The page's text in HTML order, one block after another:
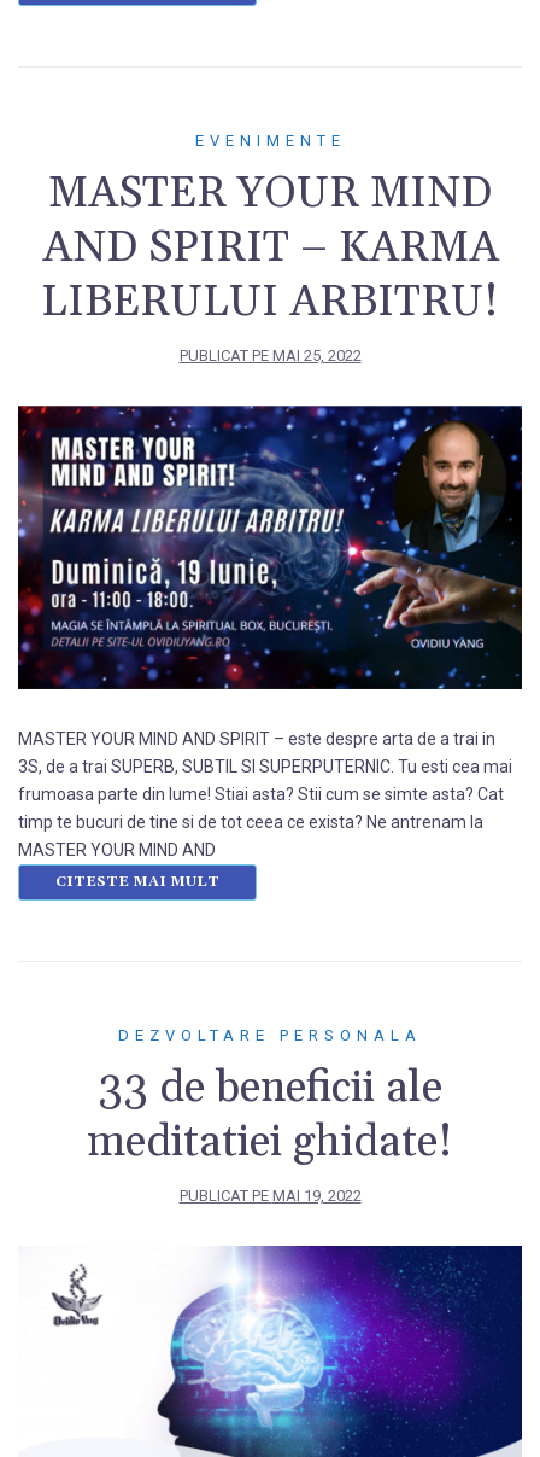
EVENIMENTE
MASTER YOUR MIND
AND SPIRIT – KARMA
LIBERULUI ARBITRU!
PUBLICAT PE MAI 25, 2022
MASTER YOUR MIND AND SPIRIT – este despre arta de a trai in
3S, de a trai SUPERB, SUBTIL SI SUPERPUTERNIC. Tu esti cea mai
frumoasa parte din lume! Stiai asta? Stii cum se simte asta? Cat
timp te bucuri de tine si de tot ceea ce exista? Ne antrenam la
MASTER YOUR MIND AND
CITESTE MAI MULT
DEZVOLTARE PERSONALA
33 de beneficii ale
meditatiei ghidate!
PUBLICAT PE MAI 19, 2022